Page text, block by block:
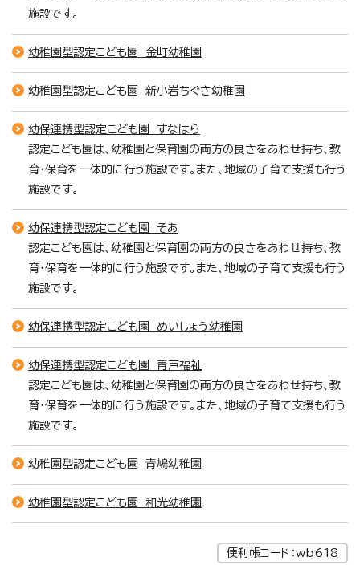
施設です。
幼稚園型認定こども園 金町幼稚園
幼稚園型認定こども園 新小岩ちぐさ幼稚園
幼保連携型認定こども園 すなはら
認定こども園は、幼稚園と保育園の両方の良さをあわせ持ち、教
育・保育を一体的に行う施設です。また、地域の子育て支援も行う
施設です。
幼保連携型認定こども園 そあ
認定こども園は、幼稚園と保育園の両方の良さをあわせ持ち、教
育・保育を一体的に行う施設です。また、地域の子育て支援も行う
施設です。
幼保連携型認定こども園 めいしょう幼稚園
幼保連携型認定こども園 青戸福祉
認定こども園は、幼稚園と保育園の両方の良さをあわせ持ち、教
育・保育を一体的に行う施設です。また、地域の子育て支援も行う
施設です。
幼稚園型認定こども園 青鳩幼稚園
幼稚園型認定こども園 和光幼稚園
便利帳コード：wb618